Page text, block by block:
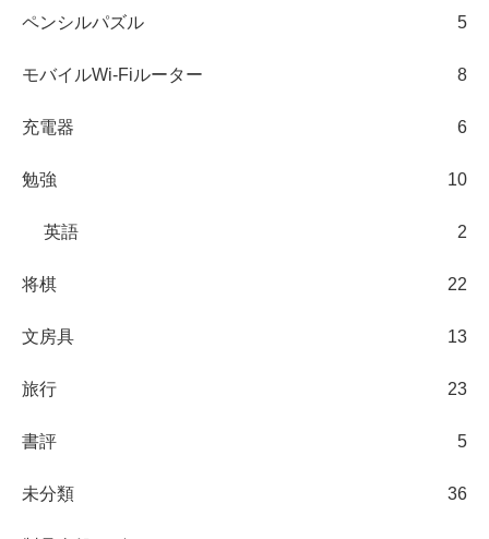
ペンシルパズル 5
モバイルWi-Fiルーター 8
充電器 6
勉強 10
英語 2
将棋 22
文房具 13
旅行 23
書評 5
未分類 36